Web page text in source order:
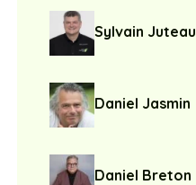
Sylvain Juteau
Daniel Jasmin
Daniel Breton